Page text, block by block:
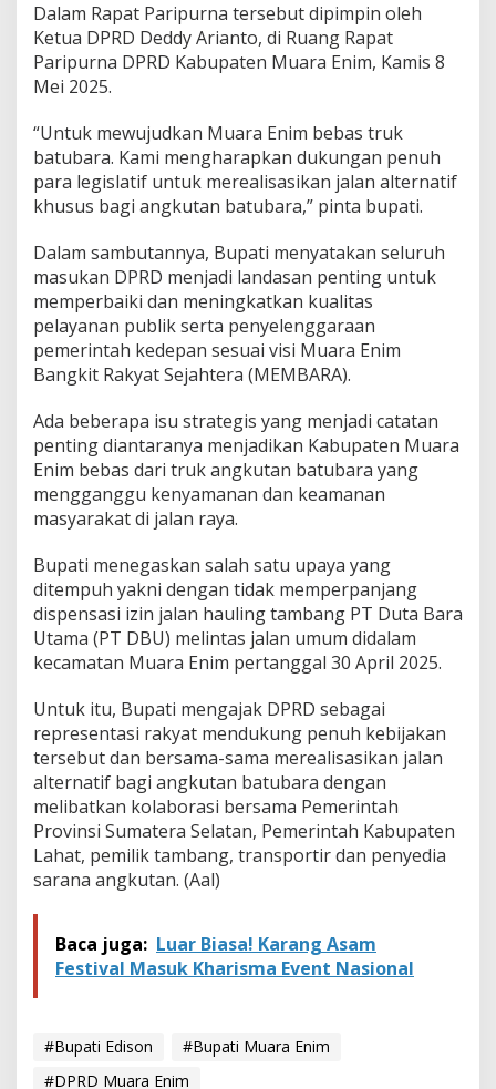
W
u
j
a
n
M
u
a
a
E
n
i
m
B
e
a
s
T
r
u
a
t
u
B
a
r
a
Dalam Rapat Paripurna tersebut dipimpin oleh
Ketua DPRD Deddy Arianto, di Ruang Rapat
Paripurna DPRD Kabupaten Muara Enim, Kamis 8
Mei 2025.
“Untuk mewujudkan Muara Enim bebas truk
batubara. Kami mengharapkan dukungan penuh
para legislatif untuk merealisasikan jalan alternatif
khusus bagi angkutan batubara,” pinta bupati.
Dalam sambutannya, Bupati menyatakan seluruh
masukan DPRD menjadi landasan penting untuk
memperbaiki dan meningkatkan kualitas
pelayanan publik serta penyelenggaraan
pemerintah kedepan sesuai visi Muara Enim
Bangkit Rakyat Sejahtera (MEMBARA).
Ada beberapa isu strategis yang menjadi catatan
penting diantaranya menjadikan Kabupaten Muara
Enim bebas dari truk angkutan batubara yang
mengganggu kenyamanan dan keamanan
masyarakat di jalan raya.
Bupati menegaskan salah satu upaya yang
ditempuh yakni dengan tidak memperpanjang
dispensasi izin jalan hauling tambang PT Duta Bara
Utama (PT DBU) melintas jalan umum didalam
kecamatan Muara Enim pertanggal 30 April 2025.
Untuk itu, Bupati mengajak DPRD sebagai
representasi rakyat mendukung penuh kebijakan
tersebut dan bersama-sama merealisasikan jalan
alternatif bagi angkutan batubara dengan
melibatkan kolaborasi bersama Pemerintah
Provinsi Sumatera Selatan, Pemerintah Kabupaten
Lahat, pemilik tambang, transportir dan penyedia
sarana angkutan. (Aal)
Baca juga: Luar Biasa! Karang Asam
Festival Masuk Kharisma Event Nasional
#Bupati Edison
#Bupati Muara Enim
#DPRD Muara Enim